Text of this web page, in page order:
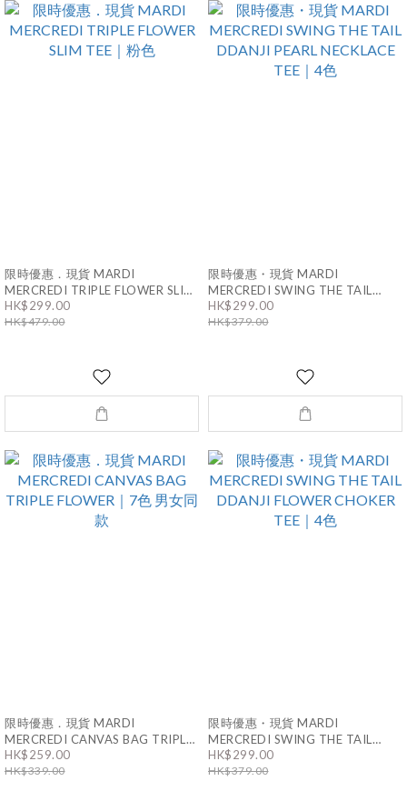
限時優惠．現貨 MARDI
MERCREDI TRIPLE FLOWER SLIM
TEE｜粉色
HK$299.00
HK$479.00
限時優惠・現貨 MARDI
MERCREDI SWING THE TAIL
DDANJI PEARL NECKLACE TEE｜
4色
HK$299.00
HK$379.00
限時優惠．現貨 MARDI
MERCREDI CANVAS BAG TRIPLE
FLOWER｜7色 男女同款
HK$259.00
HK$339.00
限時優惠・現貨 MARDI
MERCREDI SWING THE TAIL
DDANJI FLOWER CHOKER TEE｜
4色
HK$299.00
HK$379.00